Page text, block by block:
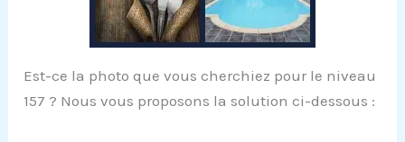
Est-ce la photo que vous cherchiez pour le niveau
157 ? Nous vous proposons la solution ci-dessous :